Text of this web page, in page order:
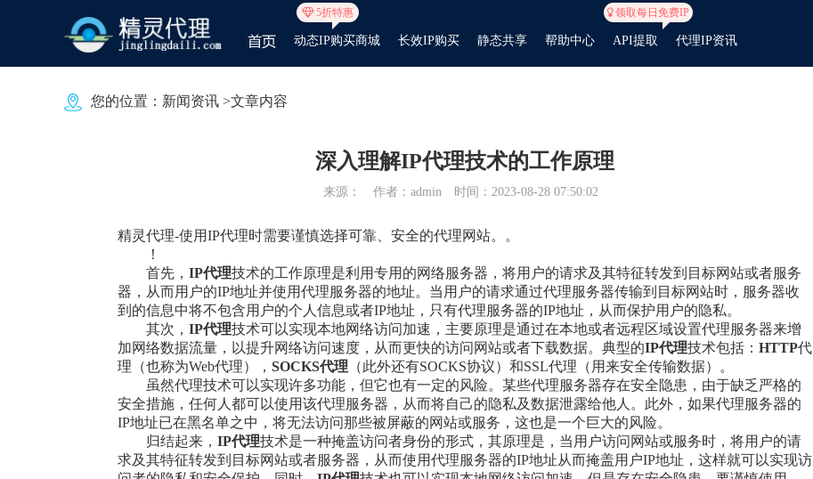
5折特惠
动态IP购买商城 长效IP购买 静态共享 帮助中心 API提取
领取每日免费IP
代理IP资讯
您的位置： 新闻资讯 >文章内容
深入理解IP代理技术的工作原理
来源： 作者：admin 时间：2023-08-28 07:50:02
精灵代理-使用IP代理时需要谨慎选择可靠、安全的代理网站。。
！
首先， IP代理技术的工作原理是利用专用的网络服务器，将用户的请求及其特征转发到目标网站或者服务
器，从而用户的IP地址并使用代理服务器的地址。当用户的请求通过代理服务器传输到目标网站时，服务器收
到的信息中将不包含用户的个人信息或者IP地址，只有代理服务器的IP地址，从而保护用户的隐私。
其次， IP代理技术可以实现本地网络访问加速，主要原理是通过在本地或者远程区域设置代理服务器来增
加网络数据流量，以提升网络访问速度，从而更快的访问网站或者下载数据。典型的IP代理技术包括： HTTP代
理（也称为Web代理）， SOCKS代理 （此外还有SOCKS协议）和SSL代理（用来安全传输数据）。
虽然代理技术可以实现许多功能，但它也有一定的风险。某些代理服务器存在安全隐患，由于缺乏严格的
安全措施，任何人都可以使用该代理服务器，从而将自己的隐私及数据泄露给他人。此外，如果代理服务器的
IP地址已在黑名单之中，将无法访问那些被屏蔽的网站或服务，这也是一个巨大的风险。
归结起来， IP代理技术是一种掩盖访问者身份的形式，其原理是，当用户访问网站或服务时，将用户的请
求及其特征转发到目标网站或者服务器，从而使用代理服务器的IP地址从而掩盖用户IP地址，这样就可以实现访